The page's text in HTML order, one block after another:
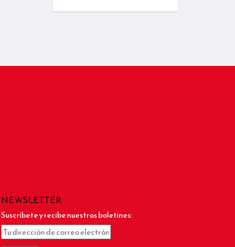
NEWSLETTER
Suscríbete y recibe nuestros boletines: